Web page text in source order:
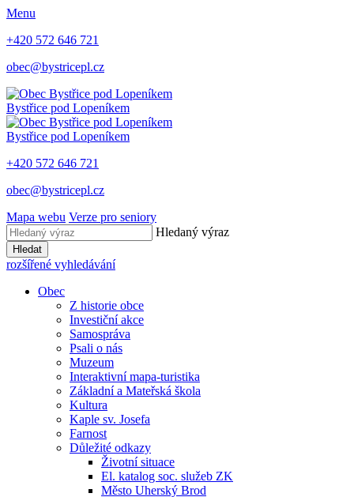
Menu
+420 572 646 721
obec@bystricepl.cz
Bystřice pod Lopeníkem
Bystřice pod Lopeníkem
+420 572 646 721
obec@bystricepl.cz
Mapa webu Verze pro seniory
Hledaný výraz
Hledat
rozšířené vyhledávání
Obec
Z historie obce
Investiční akce
Samospráva
Psali o nás
Muzeum
Interaktivní mapa-turistika
Základní a Mateřská škola
Kultura
Kaple sv. Josefa
Farnost
Důležité odkazy
Životní situace
El. katalog soc. služeb ZK
Město Uherský Brod